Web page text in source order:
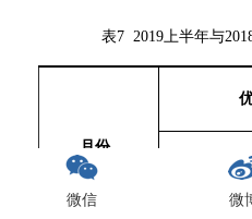
表7 2019上半年与
月份
年